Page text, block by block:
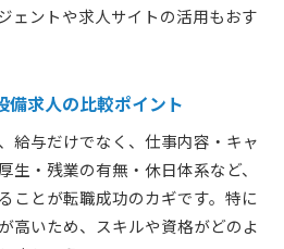
ェントや求人サイトの活用もおす
備求人の比較ポイント
給与だけでなく、仕事内容・キャ
生・残業の有無・休日体系など、
ことが転職成功のカギです。特に
高いため、スキルや資格がどのよ